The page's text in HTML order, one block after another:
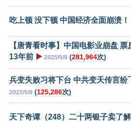
吃上顿 没下顿 中国经济全面崩溃！
【唐青看时事】中国电影业崩盘 票
13年前 ▶️ 2025/5/8 (281,964次)
兵变失败习将下台 中共变天传言纷
2025/5/8 (125,286次)
天下奇谭（248）二十两银子卖了